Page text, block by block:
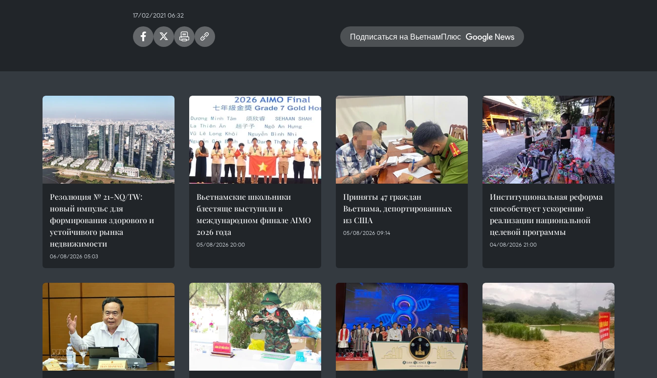
17/02/2021 06:32
Подписаться на ВьетнамПлюс
Резолюция № 21-NQ/TW:
новый импульс для
формирования здорового и
устойчивого рынка
недвижимости
06/08/2026 05:03
Вьетнамские школьники
блестяще выступили в
международном финале AIMO
2026 года
05/08/2026 20:00
Приняты 47 граждан
Вьетнама, депортированных
из США
05/08/2026 09:14
Институциональная реформа
способствует ускорению
реализации национальной
целевой программы
04/08/2026 21:00